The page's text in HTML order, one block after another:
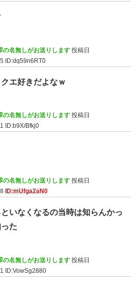
の名無しがお送りします 投稿日
ID:dq59n6RT0
エ好きだよなｗ
の名無しがお送りします 投稿日
ID:b9X/Bfkj0
の名無しがお送りします 投稿日
ID:mUfga2aN0
いなくなるの当時は知らんかっ
た
の名無しがお送りします 投稿日
ID:VowSg2880